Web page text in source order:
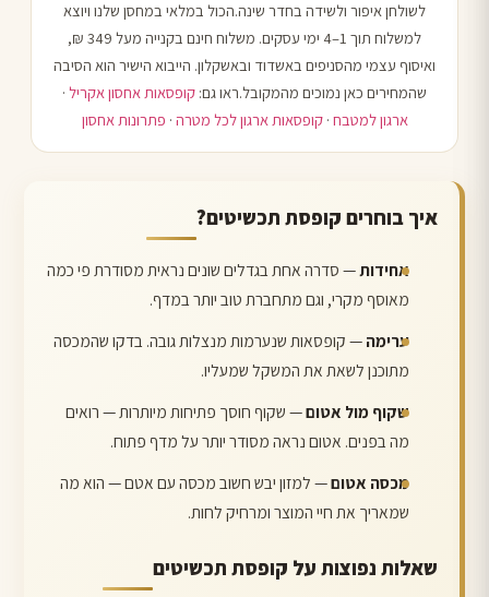
לשולחן איפור ולשידה בחדר שינה.הכול במלאי במחסן שלנו ויוצא
למשלוח תוך 1–4 ימי עסקים. משלוח חינם בקנייה מעל 349 ₪,
ואיסוף עצמי מהסניפים באשדוד ובאשקלון. הייבוא הישיר הוא הסיבה
שהמחירים כאן נמוכים מהמקובל.ראו גם: קופסאות אחסון אקריל ·
ארגון למטבח ·קופסאות ארגון לכל מטרה · פתרונות אחסון
איך בוחרים קופסת תכשיטים?
אחידות— סדרה אחת בגדלים שונים נראית מסודרת פי כמה
מאוסף מקרי, וגם מתחברת טוב יותר במדף.
ערימה — קופסאות שנערמות מנצלות גובה. בדקו שהמכסה
מתוכנן לשאת את המשקל שמעליו.
שקוף מול אטום— שקוף חוסך פתיחות מיותרות — רואים
מה בפנים. אטום נראה מסודר יותר על מדף פתוח.
מכסה אטום— למזון יבש חשוב מכסה עם אטם — הוא מה
שמאריך את חיי המוצר ומרחיק לחות.
שאלות נפוצות על קופסת תכשיטים